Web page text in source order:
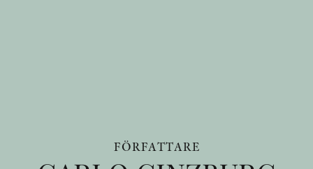
FÖRFATTARE